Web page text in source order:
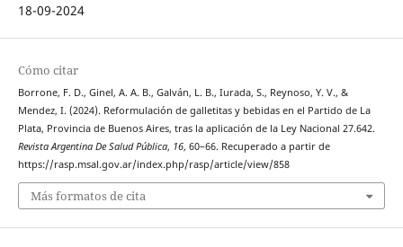
18-09-2024
Cómo citar
Borrone, F. D., Ginel, A. A. B., Galván, L. B., Iurada, S., Reynoso, Y. V., &
Mendez, I. (2024). Reformulación de galletitas y bebidas en el Partido de La
Plata, Provincia de Buenos Aires, tras la aplicación de la Ley Nacional 27.642.
Revista Argentina De Salud Pública, 16, 60–66. Recuperado a partir de
https://rasp.msal.gov.ar/index.php/rasp/article/view/858
Más formatos de cita